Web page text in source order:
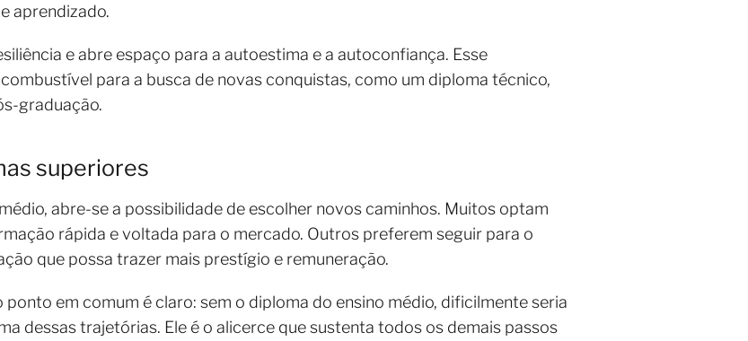
aprendizado.
e abre espaço para a autoestima e a autoconfiança. Esse
para a busca de novas conquistas, como um diploma técnico,
graduação.
superiores
abre-se a possibilidade de escolher novos caminhos. Muitos optam
rápida e voltada para o mercado. Outros preferem seguir para o
que possa trazer mais prestígio e remuneração.
em comum é claro: sem o diploma do ensino médio, dificilmente seria
dessas trajetórias. Ele é o alicerce que sustenta todos os demais passos